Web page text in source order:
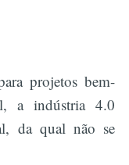
projetos bem-
a indústria 4.0
da qual não se